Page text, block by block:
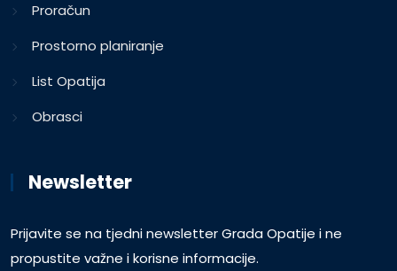
Proračun
Prostorno planiranje
List Opatija
Obrasci
Newsletter
Prijavite se na tjedni newsletter Grada Opatije i ne
propustite važne i korisne informacije.